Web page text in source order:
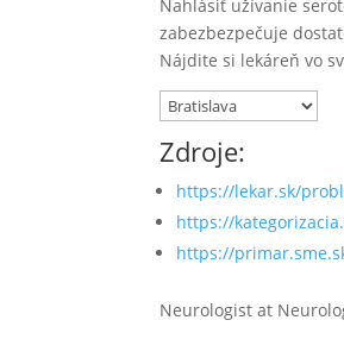
Nahlásiť užívanie
zabezbezpečuje
Nájdite si lekáreň vo
Zdroje:
https://lekar.sk/
https://
https://
Neurologist at